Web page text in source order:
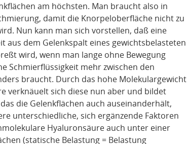
am höchsten. Man braucht also in
damit die Knorpeloberfläche nicht zu
Nun kann man sich vorstellen, daß eine
aus dem Gelenkspalt eines gewichtsbelasteten
wird, wenn man lange ohne Bewegung
Schmierflüssigkeit mehr zwischen den
braucht. Durch das hohe Molekulargewicht
verknäuelt sich diese nun aber und bildet
die Gelenkflächen auch auseinanderhält,
unterschiedliche, sich ergänzende Faktoren
Hyaluronsäure auch unter einer
(statische Belastung = Belastung